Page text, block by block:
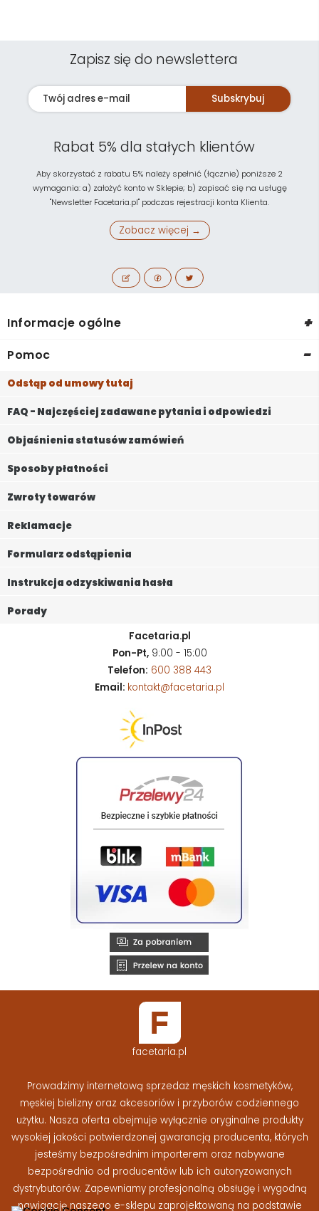
Zapisz się do newslettera
Subskrybuj
Rabat 5% dla stałych klientów
Aby skorzystać z rabatu 5% należy spełnić (łącznie) poniższe 2
wymagania: a) założyć konto w Sklepie; b) zapisać się na usługę
"Newsletter Facetaria.pl" podczas rejestracji konta Klienta.
Zobacz więcej →
Informacje ogólne +
Pomoc -
Odstąp od umowy tutaj
FAQ - Najczęściej zadawane pytania i odpowiedzi
Objaśnienia statusów zamówień
Sposoby płatności
Zwroty towarów
Reklamacje
Formularz odstąpienia
Instrukcja odzyskiwania hasła
Porady
Facetaria.pl
Pon-Pt,9:00 - 15:00
Telefon: 600 388 443
Email: kontakt@facetaria.pl
facetaria.pl
Prowadzimy internetową sprzedaż męskich kosmetyków,
męskiej bielizny oraz akcesoriów i przyborów codziennego
użytku. Nasza oferta obejmuje wyłącznie oryginalne produkty
wysokiej jakości potwierdzonej gwarancją producenta, których
jesteśmy bezpośrednim importerem oraz nabywane
bezpośrednio od producentów lub ich autoryzowanych
dystrybutorów. Zapewniamy profesjonalną obsługę i wygodną
nawigację naszego e-sklepu zaprojektowaną na podstawie